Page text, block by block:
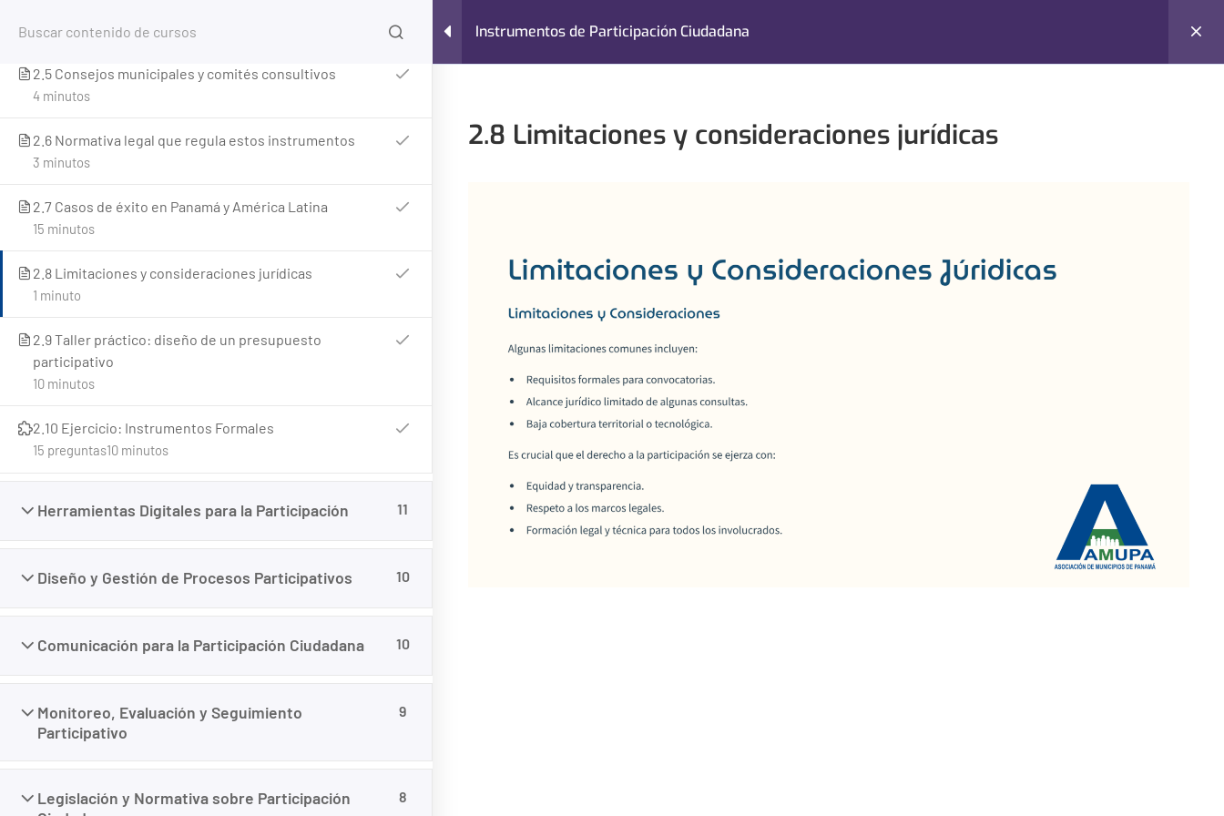
Inicio Nosotros Cursos Blog Contacto
Home
Instrumentos de Participación Ciudadana
3 minutos
2.5 Consejos municipales y comités consultivos
4 minutos
2.6 Normativa legal que regula estos instrumentos
3 minutos
2.7 Casos de éxito en Panamá y América Latina
15 minutos
2.8 Limitaciones y consideraciones jurídicas
1 minuto
2.9 Taller práctico: diseño de un presupuesto
participativo
10 minutos
2.10 Ejercicio: Instrumentos Formales
10 minutos
15 preguntas
Herramientas Digitales para la Participación 11
Diseño y Gestión de Procesos Participativos 10
Comunicación para la Participación Ciudadana 10
Monitoreo, Evaluación y Seguimiento
Participativo
9
Legislación y Normativa sobre Participación
8
2.8 Limitaciones y consideraciones jurídicas
Últimos Artículos
Preguntas Frecuentes
Políticas de Privacidad
Todos los Derechos de Autor
Asociación de Municipios de Panamá